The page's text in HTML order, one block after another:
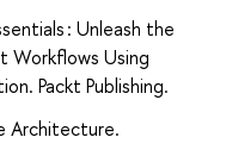
: Unleash the
Workflows Using
Packt Publishing.
Architecture.